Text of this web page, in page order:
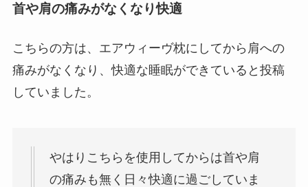
首や肩の痛みがなくなり快適
こちらの方は、エアウィーヴ枕にしてから肩への
痛みがなくなり、快適な睡眠ができていると投稿
していました。
やはりこちらを使用してからは首や肩
の痛みも無く日々快適に過ごしていま